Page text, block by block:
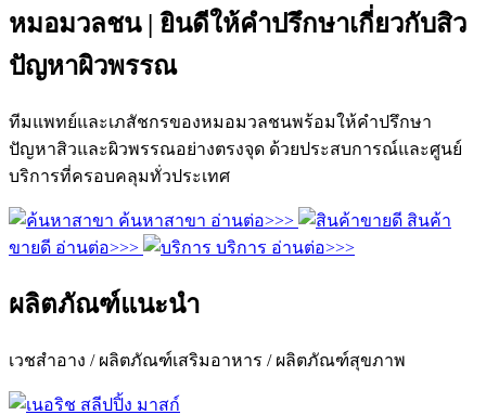
หมอมวลชน | ยินดีให้คำปรึกษาเกี่ยวกับสิว
ปัญหาผิวพรรณ
ทีมแพทย์และเภสัชกรของหมอมวลชนพร้อมให้คำปรึกษา
ปัญหาสิวและผิวพรรณอย่างตรงจุด ด้วยประสบการณ์และศูนย์
บริการที่ครอบคลุมทั่วประเทศ
ค้นหาสาขา อ่านต่อ>>>
สินค้า
ขายดี อ่านต่อ>>> บริการ อ่านต่อ>>>
ผลิตภัณฑ์แนะนำ
เวชสำอาง / ผลิตภัณฑ์เสริมอาหาร / ผลิตภัณฑ์สุขภาพ